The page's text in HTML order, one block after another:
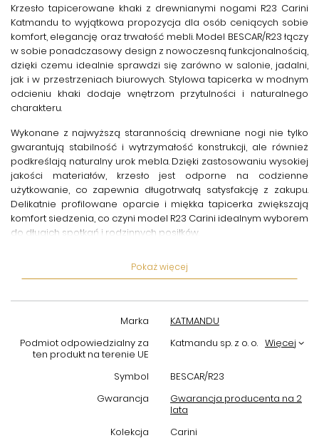
Krzesło tapicerowane khaki z drewnianymi nogami R23 Carini
Katmandu to wyjątkowa propozycja dla osób ceniących sobie
komfort, elegancję oraz trwałość mebli. Model BESCAR/R23 łączy
w sobie ponadczasowy design z nowoczesną funkcjonalnością,
dzięki czemu idealnie sprawdzi się zarówno w salonie, jadalni,
jak i w przestrzeniach biurowych. Stylowa tapicerka w modnym
odcieniu khaki dodaje wnętrzom przytulności i naturalnego
charakteru.
Wykonane z najwyższą starannością drewniane nogi nie tylko
gwarantują stabilność i wytrzymałość konstrukcji, ale również
podkreślają naturalny urok mebla. Dzięki zastosowaniu wysokiej
jakości materiałów, krzesło jest odporne na codzienne
użytkowanie, co zapewnia długotrwałą satysfakcję z zakupu.
Delikatnie profilowane oparcie i miękka tapicerka zwiększają
komfort siedzenia, co czyni model R23 Carini idealnym wyborem
do długich spotkań i rodzinnych posiłków.
różne style aranżacji wnętrz – od nowoczesnych po klasyczne.
wyposażenia, takich jak drewniane stoły, szafki czy dekoracje w
rozwiązanie dla osób poszukujących mebli o wysokiej jakości w
rozsądnej cenie.
inwestujesz w produkt, który łączy w sobie praktyczność oraz
estetykę na najwyższym poziomie. To mebel, który odmieni
charakter każdego wnętrza, wprowadzając do niego
Pokaż więcej
Marka
KATMANDU
Podmiot odpowiedzialny za
ten produkt na terenie UE
Katmandu sp. z o. o. Więcej
Symbol
BESCAR/R23
Gwarancja
Gwarancja producenta na 2
lata
Kolekcja
Carini